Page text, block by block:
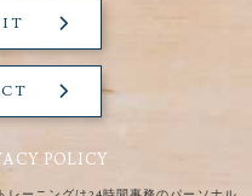
POLICY